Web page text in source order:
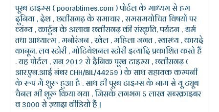
पूरब टाइम्स ( poorabtimes.com ) पोर्टल के माध्यम से हम
दुनिया , देश , छत्तीसगढ़ के समाचार , समसमयोचित विषयों पर
व्यंग्य , कार्टून के अलावा छत्तीसगढ़ की संस्कृति, पर्यटन , धर्म
तथा आध्यात्म , मनोरंजन , खेल , महिला जगत , स्वास्थ्य , कायदे
कानून, लव स्टोरी , मोटिवेशनल स्टोरी इत्यादि प्रकाशित करते हैं
. यह पोर्टल , सन 2012 से दैनिक पूरब टाइम्स , छत्तीसगढ़ (
आर.एन.आई नंबर CHH/BIL/44259 ) के साथ सहायक कम्पनी
के रूप में शुरू हुआ है . साथ ही पूरब टाइम्स के नाम से यू ट्यूब
चैनल भी शुरू किया गया , जिसके लगभग 5 लाख सब्स्क्राइबर
व 3000 से ज़्यादा वीडियो हैं |